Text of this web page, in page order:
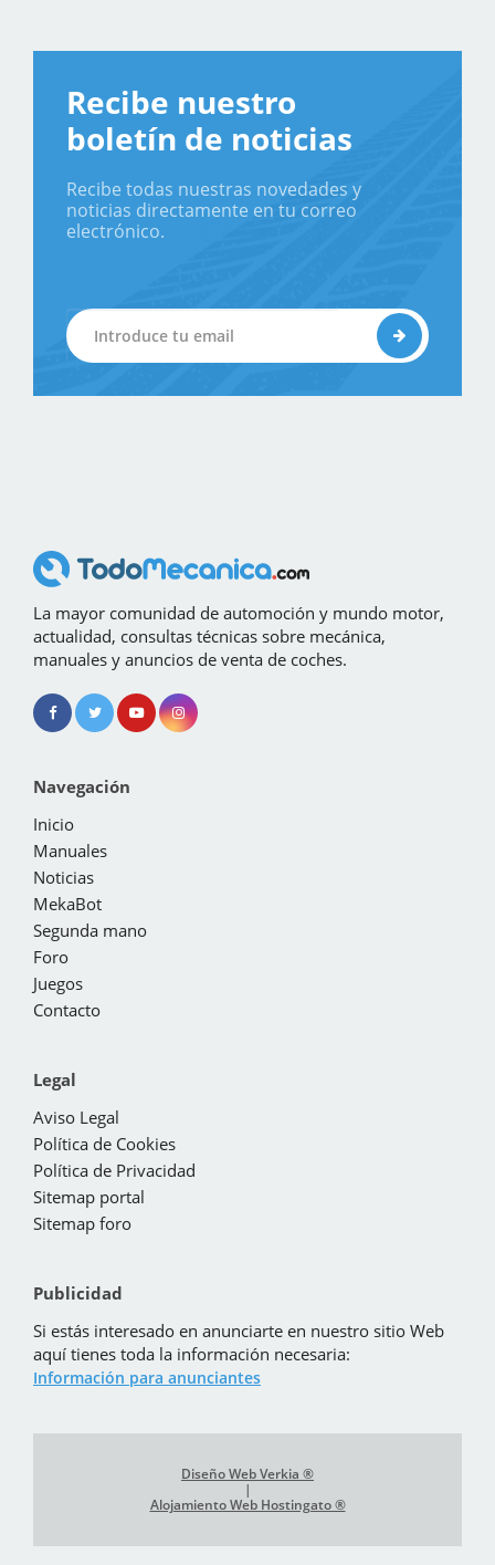
Recibe nuestro
boletín de noticias
Recibe todas nuestras novedades y
noticias directamente en tu correo
electrónico.
La mayor comunidad de automoción y mundo motor,
actualidad, consultas técnicas sobre mecánica,
manuales y anuncios de venta de coches.
Navegación
Inicio
Manuales
Noticias
MekaBot
Segunda mano
Foro
Juegos
Contacto
Legal
Aviso Legal
Política de Cookies
Política de Privacidad
Sitemap portal
Sitemap foro
Publicidad
Si estás interesado en anunciarte en nuestro sitio Web
aquí tienes toda la información necesaria:
Información para anunciantes
Diseño Web Verkia ®
|
Alojamiento Web Hostingato ®